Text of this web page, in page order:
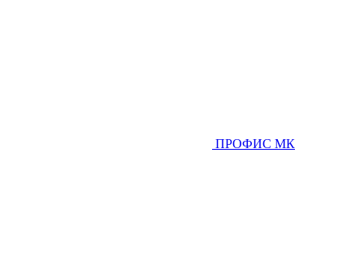
ПРОФИС МК